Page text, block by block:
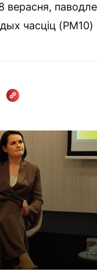
верасня,
часціц (PM10)